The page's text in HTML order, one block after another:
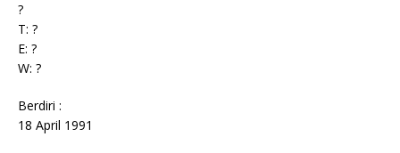
?
T: ?
E: ?
W: ?
Berdiri :
18 April 1991